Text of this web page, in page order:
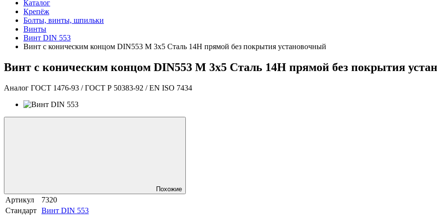
Каталог
Крепёж
Болты, винты, шпильки
Винты
Винт DIN 553
Винт с коническим концом DIN553 М 3х5 Сталь 14Н прямой без покрытия установочный
Винт с коническим концом DIN553 М 3х5 Сталь 14Н прямой без покрытия
Аналог ГОСТ 1476-93 / ГОСТ Р 50383-92 / EN ISO 7434
Похожие
Артикул
7320
Стандарт Винт DIN 553